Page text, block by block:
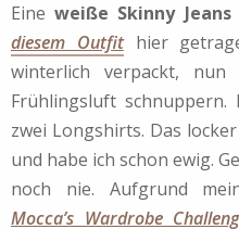
Eineweiße Skinny Jeans
diesem Outfithier
winterlich verpackt,
Frühlingsluft
zwei Longshirts. Das
und habe ich schon ewig.
noch nie. Aufgrund
Mocca’s Wardrobe